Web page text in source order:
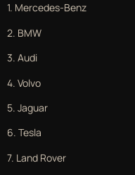
1. Mercedes-Benz
2. BMW
3. Audi
4. Volvo
5. Jaguar
6. Tesla
7. Land Rover